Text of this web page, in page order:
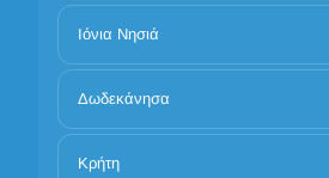
Ιόνια Νησιά
Δωδεκάνησα
Κρήτη